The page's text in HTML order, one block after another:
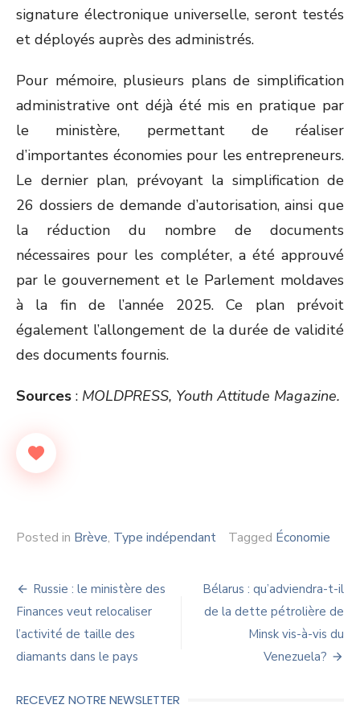
signature électronique universelle, seront testés
et déployés auprès des administrés.
Pour mémoire, plusieurs plans de simplification
administrative ont déjà été mis en pratique par
le ministère, permettant de réaliser
d’importantes économies pour les entrepreneurs.
Le dernier plan, prévoyant la simplification de
26 dossiers de demande d’autorisation, ainsi que
la réduction du nombre de documents
nécessaires pour les compléter, a été approuvé
par le gouvernement et le Parlement moldaves
à la fin de l’année 2025. Ce plan prévoit
également l’allongement de la durée de validité
des documents fournis.
Sources : MOLDPRESS, Youth Attitude Magazine.
Posted in Brève, Type indépendant Tagged Économie
Navigation
de
l’article
Russie : le ministère des
Finances veut relocaliser
l’activité de taille des
diamants dans le pays
Bélarus : qu’adviendra-t-il
de la dette pétrolière de
Minsk vis-à-vis du
Venezuela?
RECEVEZ NOTRE NEWSLETTER